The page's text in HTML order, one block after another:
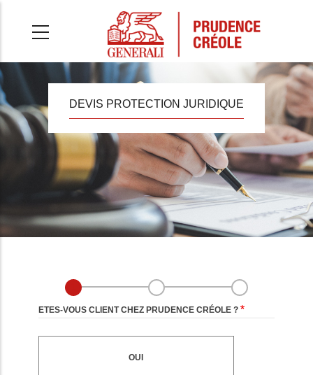
principal
DEVIS PROTECTION JURIDIQUE
ETES-VOUS CLIENT CHEZ PRUDENCE CRÉOLE ?
OUI